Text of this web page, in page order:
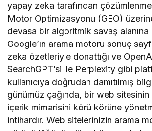
yapay zeka tarafından
Motor Optimizasyonu (GEO)
devasa bir algoritmik savaş alanına
Google’ın arama motoru sonuç
zeka özetleriyle donattığı ve
SearchGPT’si ile Perplexity gibi
kullanıcıya doğrudan damıtılmış
günümüz çağında, bir web
içerik mimarisini körü körüne
intihardır. Web sitelerinizin arama